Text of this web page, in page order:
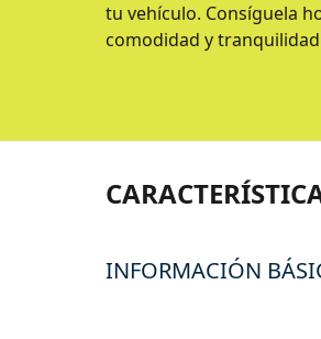
tu vehículo. Consíguela
comodidad y
INFORMACIÓN